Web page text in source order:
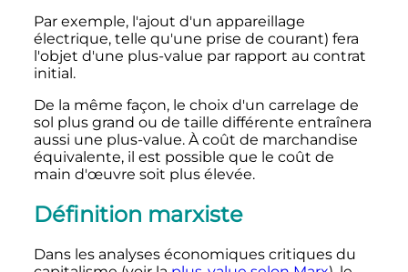
Par exemple, l'ajout d'un appareillage
électrique, telle qu'une prise de courant) fera
l'objet d'une plus-value par rapport au contrat
initial.
De la même façon, le choix d'un carrelage de
sol plus grand ou de taille différente entraînera
aussi une plus-value. À coût de marchandise
équivalente, il est possible que le coût de
main d'œuvre soit plus élevée.
Définition marxiste
Dans les analyses économiques critiques du